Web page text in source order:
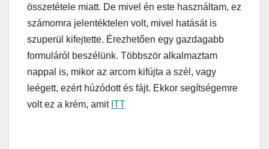
összetétele miatt. De mivel én este használtam, ez
számomra jelentéktelen volt, mivel hatását is
szuperül kifejtette. Érezhetően egy gazdagabb
formuláról beszélünk. Többször alkalmaztam
nappal is, mikor az arcom kifújta a szél, vagy
leégett, ezért húzódott és fájt. Ekkor segítségemre
volt ez a krém, amit ITT